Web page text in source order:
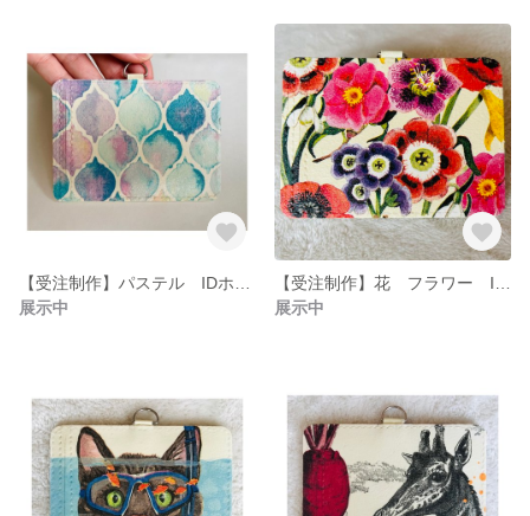
展示中
展示中